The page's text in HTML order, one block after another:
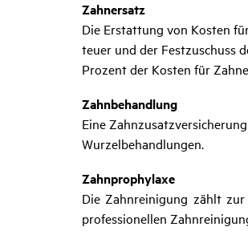
Zahnersatz
Die Erstattung von Kosten
teuer und der Festzuschuss
Prozent der Kosten für
Zahnbehandlung
Eine
Wurzelbehandlungen.
Zahnprophylaxe
Die Zahnreinigung zählt
professionellen